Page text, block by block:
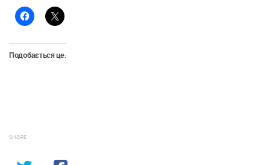
Подобається це:
SHARE